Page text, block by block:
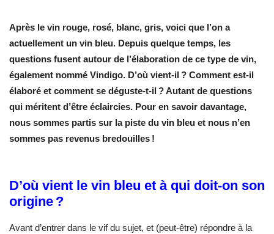
Après le vin rouge, rosé, blanc, gris, voici que l’on a
actuellement un vin bleu. Depuis quelque temps, les
questions fusent autour de l’élaboration de ce type de vin,
également nommé Vindigo. D’où vient-il ? Comment est-il
élaboré et comment se déguste-t-il ? Autant de questions
qui méritent d’être éclaircies. Pour en savoir davantage,
nous sommes partis sur la piste du vin bleu et nous n’en
sommes pas revenus bredouilles !
D’où vient le vin bleu et à qui doit-on son
origine ?
Avant d’entrer dans le vif du sujet, et (peut-être) répondre à la